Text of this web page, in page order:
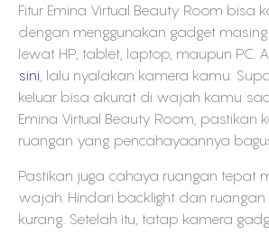
Fitur Emina Virtual Beauty Room bisa
dengan menggunakan gadget
lewat HP, tablet, laptop, maupun PC.
sini, lalu nyalakan kamera kamu.
keluar bisa akurat di wajah kamu
Emina Virtual Beauty Room, pastikan
ruangan yang pencahayaannya
Pastikan juga cahaya ruangan tepat
wajah. Hindari backlight dan
kurang. Setelah itu, tatap kamera